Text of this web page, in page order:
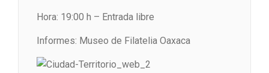
Hora: 19:00 h – Entrada libre
Informes: Museo de Filatelia Oaxaca